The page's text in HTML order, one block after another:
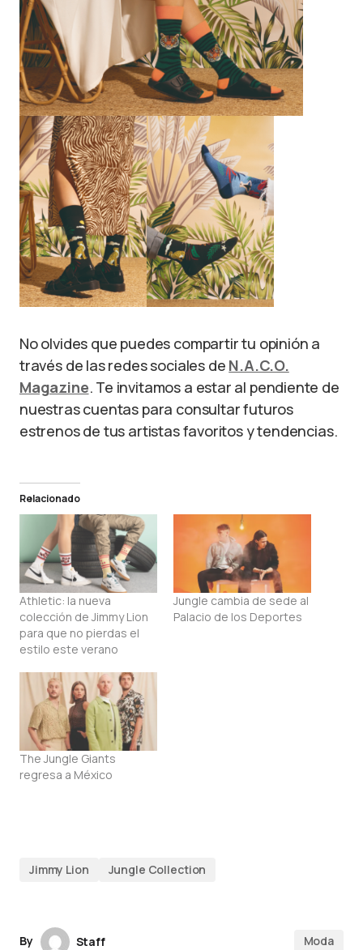
No olvides que puedes compartir tu opinión a
través de las redes sociales de N.A.C.O.
Magazine. Te invitamos a estar al pendiente de
nuestras cuentas para consultar futuros
estrenos de tus artistas favoritos y tendencias.
Relacionado
Athletic: la nueva
colección de Jimmy Lion
para que no pierdas el
estilo este verano
Jungle cambia de sede al
Palacio de los Deportes
The Jungle Giants
regresa a México
Jimmy Lion Jungle Collection
By
Staff
Moda